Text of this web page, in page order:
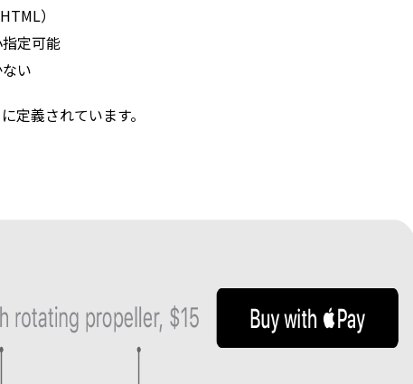
HTML）
定可能
い
定義されています。